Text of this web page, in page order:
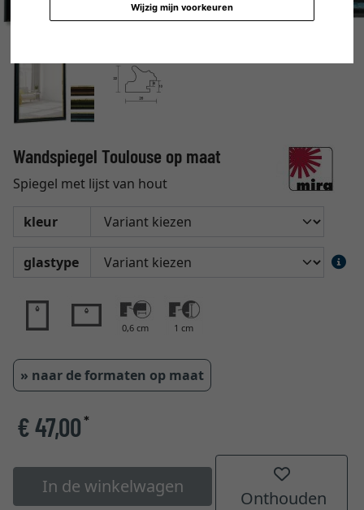
Wijzig mijn voorkeuren
Wandspiegel Toulouse op maat
Spiegel met lijst van hout
kleur
glastype
0,6 cm 1 cm
» naar de formaten op maat
€ 47,00*
In de winkelwagen
Onthouden